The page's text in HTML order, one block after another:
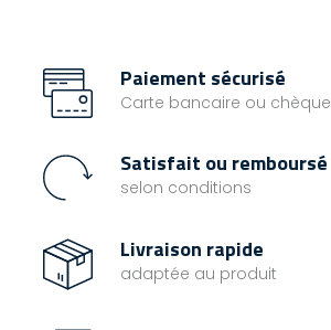
Paiement sécurisé
Carte bancaire ou chèque
Satisfait ou remboursé
selon conditions
Livraison rapide
adaptée au produit